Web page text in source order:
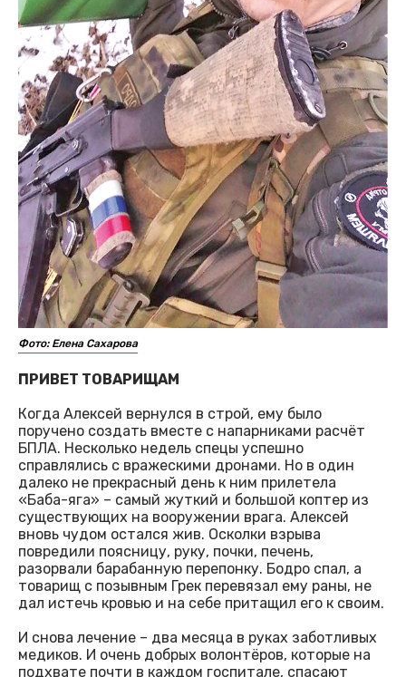
Фото: Елена Сахарова
ПРИВЕТ ТОВАРИЩАМ
Когда Алексей вернулся в строй, ему было
поручено создать вместе с напарниками расчёт
БПЛА. Несколько недель спецы успешно
справлялись с вражескими дронами. Но в один
далеко не прекрасный день к ним прилетела
«Баба-яга» – самый жуткий и большой коптер из
существующих на вооружении врага. Алексей
вновь чудом остался жив. Осколки взрыва
повредили поясницу, руку, почки, печень,
разорвали барабанную перепонку. Бодро спал, а
товарищ с позывным Грек перевязал ему раны, не
дал истечь кровью и на себе притащил его к своим.
И снова лечение – два месяца в руках заботливых
медиков. И очень добрых волонтёров, которые на
подхвате почти в каждом госпитале, спасают